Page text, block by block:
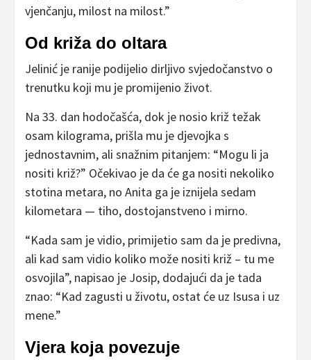
vjenčanju, milost na milost.”
Od križa do oltara
Jelinić je ranije podijelio dirljivo svjedočanstvo o
trenutku koji mu je promijenio život.
Na 33. dan hodočašća, dok je nosio križ težak
osam kilograma, prišla mu je djevojka s
jednostavnim, ali snažnim pitanjem: “Mogu li ja
nositi križ?” Očekivao je da će ga nositi nekoliko
stotina metara, no Anita ga je iznijela sedam
kilometara — tiho, dostojanstveno i mirno.
“Kada sam je vidio, primijetio sam da je predivna,
ali kad sam vidio koliko može nositi križ – tu me
osvojila”, napisao je Josip, dodajući da je tada
znao: “Kad zagusti u životu, ostat će uz Isusa i uz
mene.”
Vjera koja povezuje